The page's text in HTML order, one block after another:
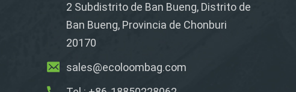
2 Subdistrito de Ban Bueng, Distrito de
Ban Bueng, Provincia de Chonburi
20170
sales@ecoloombag.com